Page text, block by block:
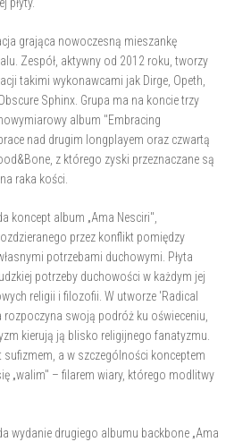
płyty.
grająca nowoczesną mieszankę
Zespół, aktywny od 2012 roku, tworzy
takimi wykonawcami jak Dirge, Opeth,
Sphinx. Grupa ma na koncie trzy
album "Embracing
nad drugim longplayem oraz czwartą
z którego zyski przeznaczane są
raka kości.
koncept album „Ama Nesciri",
przez konflikt pomiędzy
potrzebami duchowymi. Płyta
potrzeby duchowości w każdym jej
religii i filozofii. W utworze 'Radical
swoją podróż ku oświeceniu,
kierują ją blisko religijnego fanatyzmu.
a w szczególności konceptem
„walim" – filarem wiary, którego modlitwy
wydanie drugiego albumu backbone „Ama